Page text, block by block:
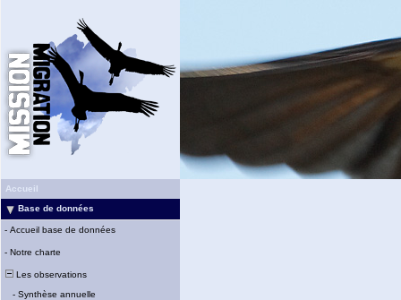
Accueil
Base de données
- Accueil base de données
- Notre charte
Les observations
- Synthèse annuelle